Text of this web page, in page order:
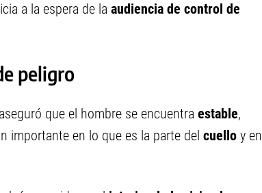
a la espera de la audiencia de control de
peligro
que el hombre se encuentra estable,
importante en lo que es la parte del cuello y en